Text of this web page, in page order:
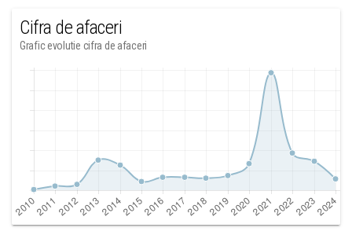
Cifra de afaceri
Grafic evolutie cifra de afaceri